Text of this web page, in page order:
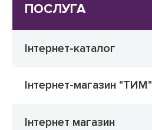
ПОСЛУГА
Інтернет-каталог
Інтернет-магазин "ТИМ"
Інтернет магазин